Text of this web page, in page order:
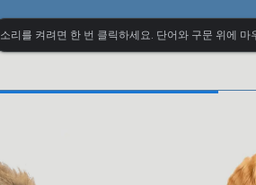
소리를 켜려면 한 번 클릭하세요. 단어와 구문 위에